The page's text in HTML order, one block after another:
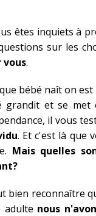
êtes inquiets à
sur les
vous.
bébé naît on est
grandit et se
il vous
. Et c'est là que
Mais quelles
bien reconnaître
adulte nous